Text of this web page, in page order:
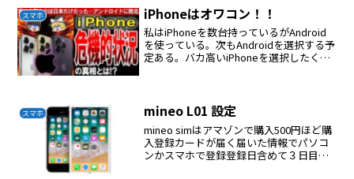
なった。
スマホ iPhoneはオワコン！！
私はiPhoneを数台持っているがAndroid
を使っている。次もAndroidを選択する予
定ある。バカ高いiPhoneを選択したくな
スマホ mineo L01 設定
mineo simはアマゾンで購入500円ほど購
入登録カードが届く届いた情報でパソコ
ンかスマホで登録登録日含めて３日目に